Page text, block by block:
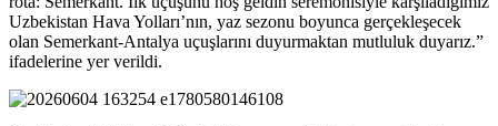
Uzbekistan Hava Yolları’nın, yaz sezonu boyunca gerçekleşecek
olan Semerkant-Antalya uçuşlarını duyurmaktan mutluluk duyarız.”
ifadelerine yer verildi.